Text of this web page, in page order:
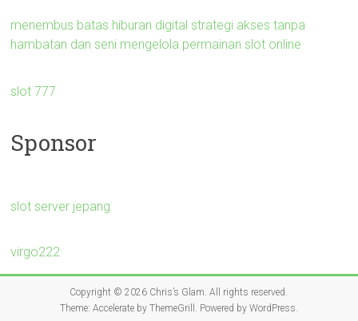
menembus batas hiburan digital strategi akses tanpa
hambatan dan seni mengelola permainan slot online
slot 777
Sponsor
slot server jepang
virgo222
Copyright © 2026 Chris’s Glam . All rights reserved.
Theme: Accelerateby ThemeGrill. Powered by WordPress